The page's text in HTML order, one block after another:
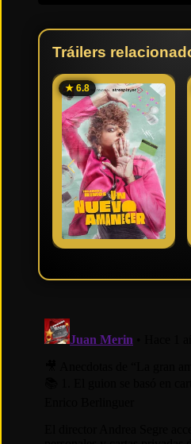
Tráilers
★ 6.8